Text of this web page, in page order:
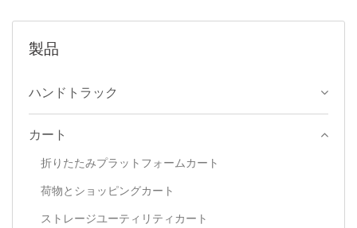
製品
ハンドトラック
カート
折りたたみプラットフォームカート
荷物とショッピングカート
ストレージユーティリティカート